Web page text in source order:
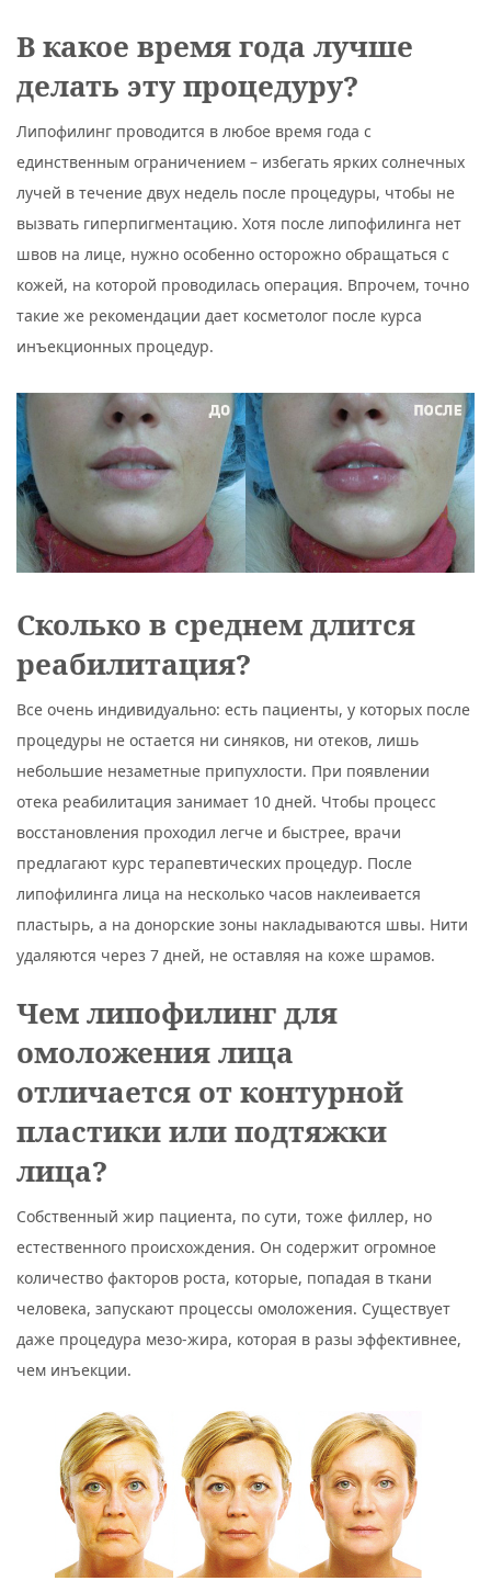
В какое время года лучше
делать эту процедуру?
Липофилинг проводится в любое время года с
единственным ограничением – избегать ярких солнечных
лучей в течение двух недель после процедуры, чтобы не
вызвать гиперпигментацию. Хотя после липофилинга нет
швов на лице, нужно особенно осторожно обращаться с
кожей, на которой проводилась операция. Впрочем, точно
такие же рекомендации дает косметолог после курса
инъекционных процедур.
Сколько в среднем длится
реабилитация?
Все очень индивидуально: есть пациенты, у которых после
процедуры не остается ни синяков, ни отеков, лишь
небольшие незаметные припухлости. При появлении
отека реабилитация занимает 10 дней. Чтобы процесс
восстановления проходил легче и быстрее, врачи
предлагают курс терапевтических процедур. После
липофилинга лица на несколько часов наклеивается
пластырь, а на донорские зоны накладываются швы. Нити
удаляются через 7 дней, не оставляя на коже шрамов.
Чем липофилинг для
омоложения лица
отличается от контурной
пластики или подтяжки
лица?
Собственный жир пациента, по сути, тоже филлер, но
естественного происхождения. Он содержит огромное
количество факторов роста, которые, попадая в ткани
человека, запускают процессы омоложения. Существует
даже процедура мезо-жира, которая в разы эффективнее,
чем инъекции.